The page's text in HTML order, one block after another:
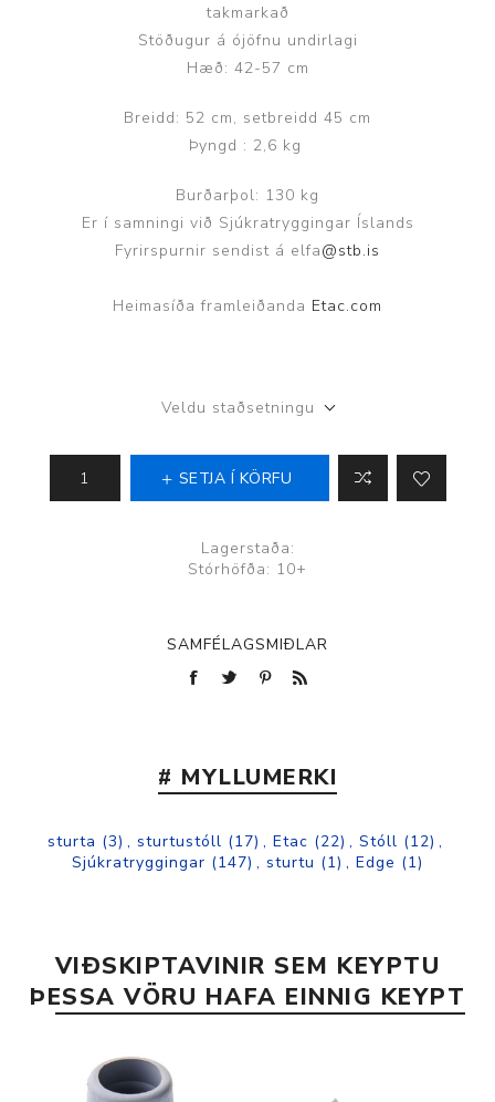
takmarkað
Stöðugur á ójöfnu undirlagi
Hæð: 42-57 cm
Breidd: 52 cm, setbreidd 45 cm
Þyngd : 2,6 kg
Burðarþol: 130 kg
Er í samningi við Sjúkratryggingar Íslands
Fyrirspurnir sendist á elfa@stb.is
Heimasíða framleiðanda Etac.com
Veldu staðsetningu
SETJA Í KÖRFU
Lagerstaða:
Stórhöfða: 10+
SAMFÉLAGSMIÐLAR
# MYLLUMERKI
sturta (3) , sturtustóll (17) , Etac (22) , Stóll (12) ,
Sjúkratryggingar (147) , sturtu (1) , Edge (1)
VIÐSKIPTAVINIR SEM KEYPTU
ÞESSA VÖRU HAFA EINNIG KEYPT